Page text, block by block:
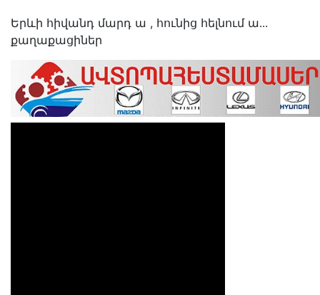
Երևի հիվանդ մարդ ա , հունից հելնում ա․․․
քաղաքացիներ